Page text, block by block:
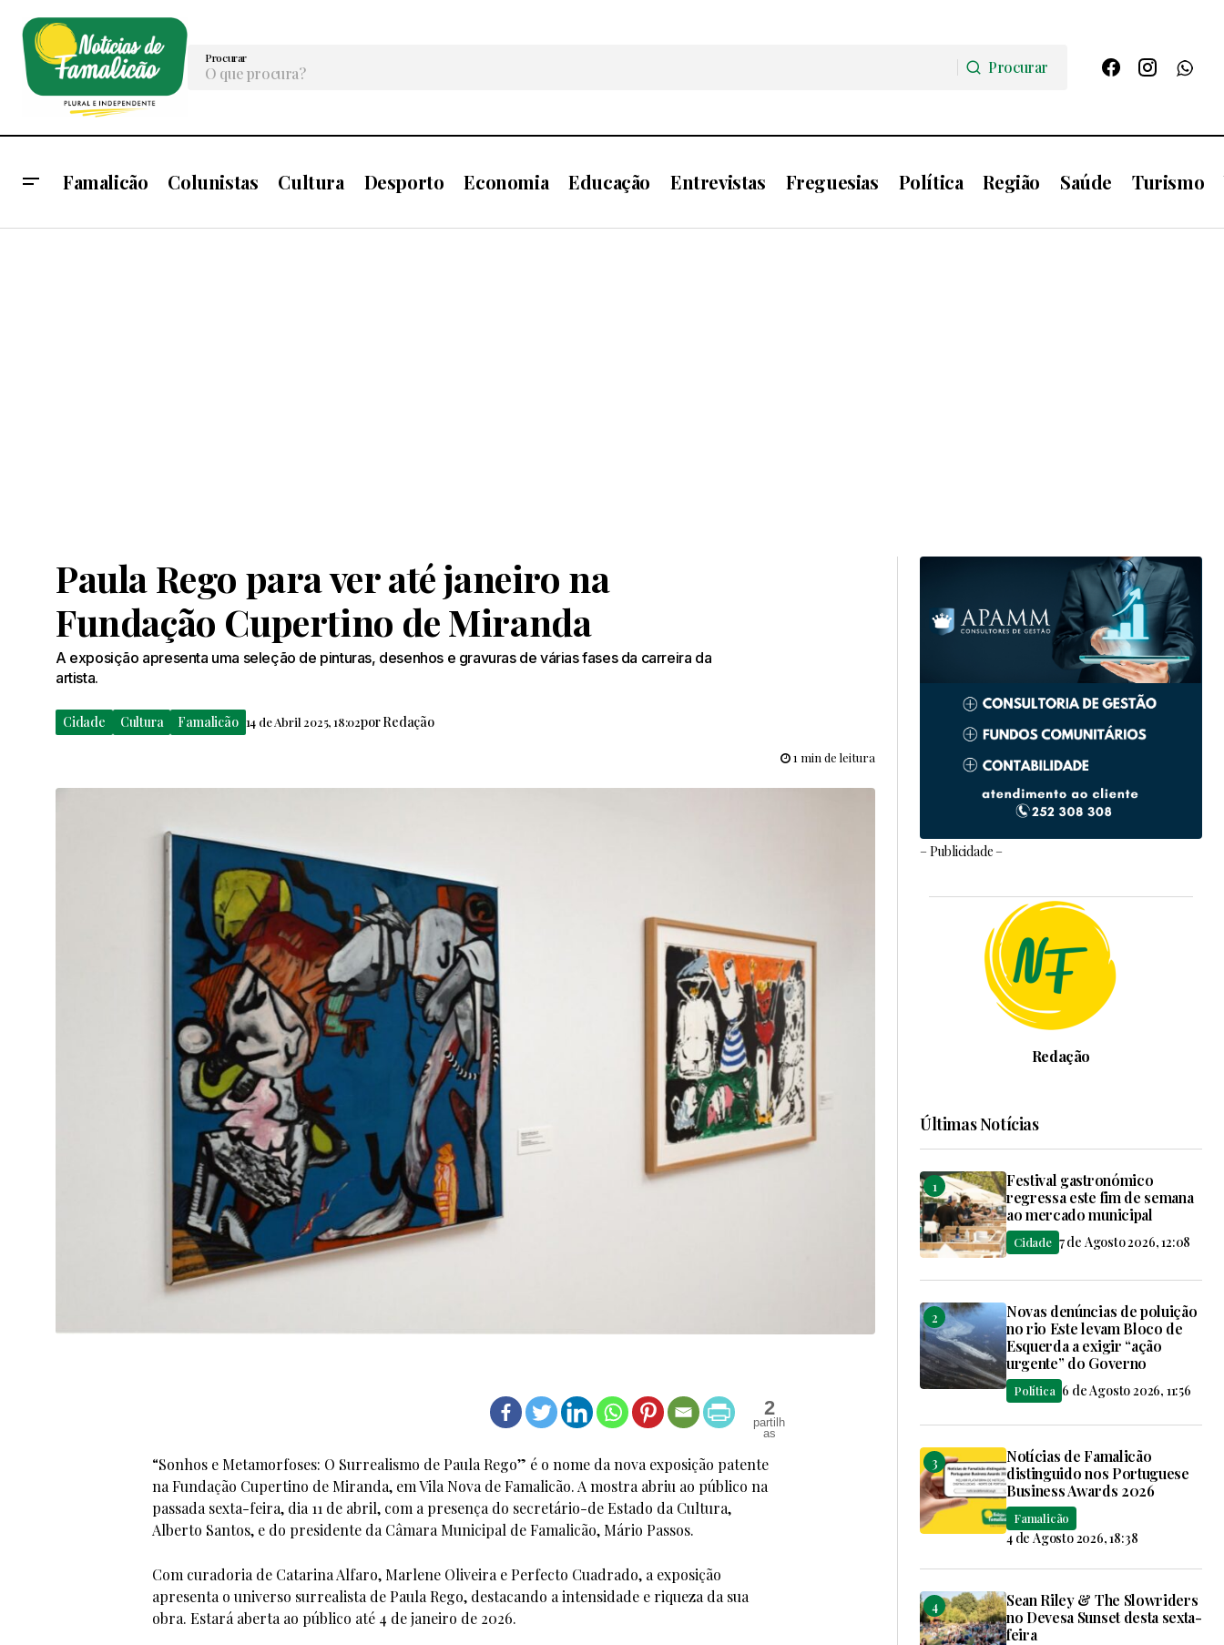
Procurar
Procurar
Famalicão Colunistas Cultura Desporto Economia Educação Entrevistas Freguesias Política Região Saúde Turismo
Paula Rego para ver até janeiro na
Fundação Cupertino de Miranda
A exposição apresenta uma seleção de pinturas, desenhos e gravuras de várias fases da carreira da
artista.
Cidade Cultura Famalicão 14 de Abril 2025, 18:02porRedação
1 min de leitura
2
“Sonhos e Metamorfoses: O Surrealismo de Paula Rego” é o nome da nova exposição patente
na Fundação Cupertino de Miranda, em Vila Nova de Famalicão. A mostra abriu ao público na
passada sexta-feira, dia 11 de abril, com a presença do secretário-de Estado da Cultura,
Alberto Santos, e do presidente da Câmara Municipal de Famalicão, Mário Passos.
Com curadoria de Catarina Alfaro, Marlene Oliveira e Perfecto Cuadrado, a exposição
apresenta o universo surrealista de Paula Rego, destacando a intensidade e riqueza da sua
obra. Estará aberta ao público até 4 de janeiro de 2026.
– Publicidade –
Redação
Últimas Notícias
Festival gastronómico
regressa este fim de semana
ao mercado municipal
Cidade 7 de Agosto 2026, 12:08
Novas denúncias de poluição
no rio Este levam Bloco de
Esquerda a exigir “ação
urgente” do Governo
Política 6 de Agosto 2026, 11:56
Notícias de Famalicão
distinguido nos Portuguese
Business Awards 2026
Famalicão
4 de Agosto 2026, 18:38
Sean Riley & The Slowriders
no Devesa Sunset desta sexta-
feira